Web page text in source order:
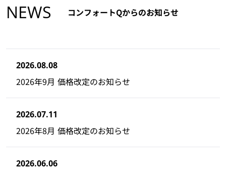
NEWS コンフォートQからのお知らせ
2026.08.08
2026年9月 価格改定のお知らせ
2026.07.11
2026年8月 価格改定のお知らせ
2026.06.06